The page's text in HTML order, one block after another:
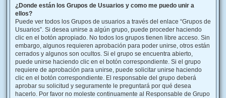
¿Donde están los Grupos de Usuarios y como me puedo unir a
ellos?
Puede ver todos los Grupos de usuarios a través del enlace “Grupos de
Usuarios”. Si desea unirse a algún grupo, puede proceder haciendo
clic en el botón apropiado. No todos los grupos tienen libre acceso. Sin
embargo, algunos requieren aprobación para poder unirse, otros están
cerrados y algunos son ocultos. Si el grupo se encuentra abierto,
puede unirse haciendo clic en el botón correspondiente. Si el grupo
requiere de aprobación para unirse, puede solicitar unirse haciendo
clic en el botón correspondiente. El responsable del grupo deberá
aprobar su solicitud y seguramente le preguntará por qué desea
hacerlo. Por favor no moleste continuamente al Responsable de Grupo